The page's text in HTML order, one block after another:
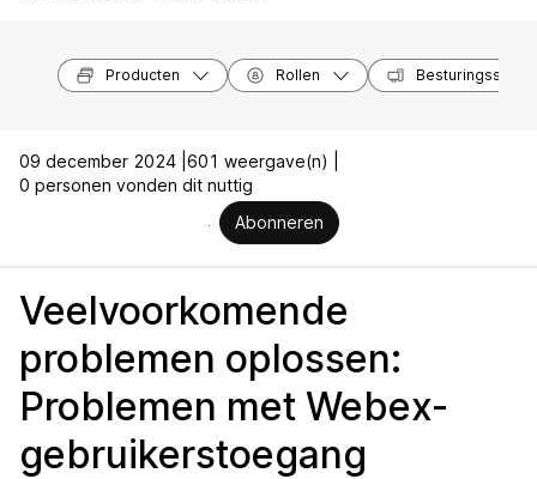
Producten Rollen
09 december 2024 | 601 weergave(n) |
0 personen vonden dit nuttig
Abonneren
Veelvoorkomende
problemen oplossen:
Problemen met Webex-
gebruikerstoegang